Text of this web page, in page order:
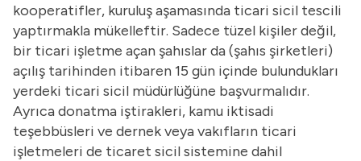
kooperatifler, kuruluş aşamasında ticari sicil tescili
yaptırmakla mükelleftir. Sadece tüzel kişiler değil,
bir ticari işletme açan şahıslar da (şahıs şirketleri)
açılış tarihinden itibaren 15 gün içinde bulundukları
yerdeki ticari sicil müdürlüğüne başvurmalıdır.
Ayrıca donatma iştirakleri, kamu iktisadi
teşebbüsleri ve dernek veya vakıfların ticari
işletmeleri de ticaret sicil sistemine dahil